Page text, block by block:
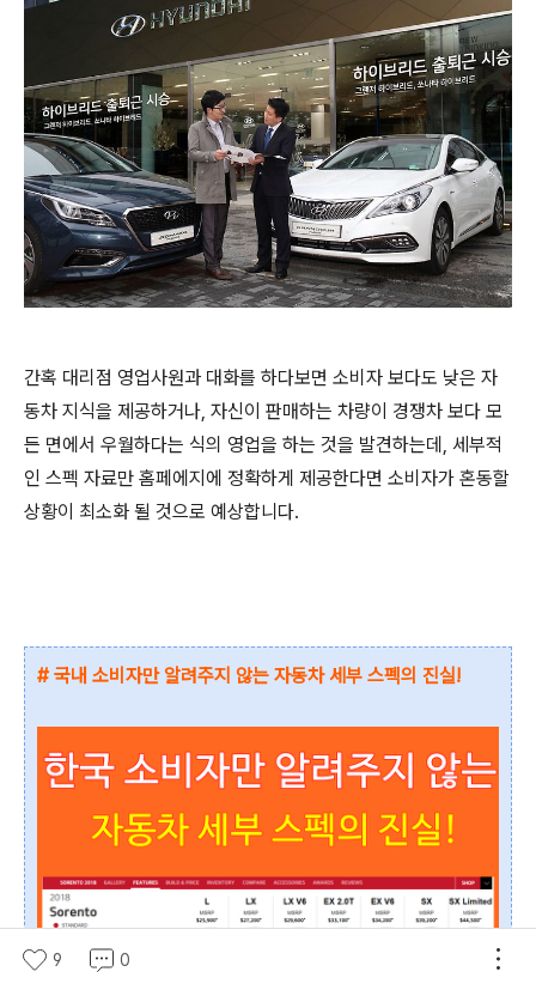
간혹 대리점 영업사원과 대화를 하다보면 소비자 보다도 낮은 자
동차 지식을 제공하거나, 자신이 판매하는 차량이 경쟁차 보다 모
든 면에서 우월하다는 식의 영업을 하는 것을 발견하는데, 세부적
인 스펙 자료만 홈페에지에 정확하게 제공한다면 소비자가 혼동할
상황이 최소화 될 것으로 예상합니다.
# 국내 소비자만 알려주지 않는 자동차 세부 스펙의 진실!
9 0